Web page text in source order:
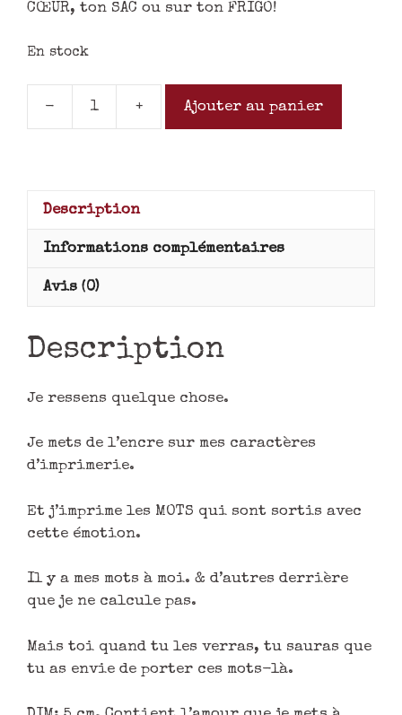
CŒUR, ton SAC ou sur ton FRIGO!
En stock
- + Ajouter au panier
Description
Informations complémentaires
Avis (0)
Description
Je ressens quelque chose.
Je mets de l’encre sur mes caractères
d’imprimerie.
Et j’imprime les MOTS qui sont sortis avec
cette émotion.
Il y a mes mots à moi. & d’autres derrière
que je ne calcule pas.
Mais toi quand tu les verras, tu sauras que
tu as envie de porter ces mots-là.